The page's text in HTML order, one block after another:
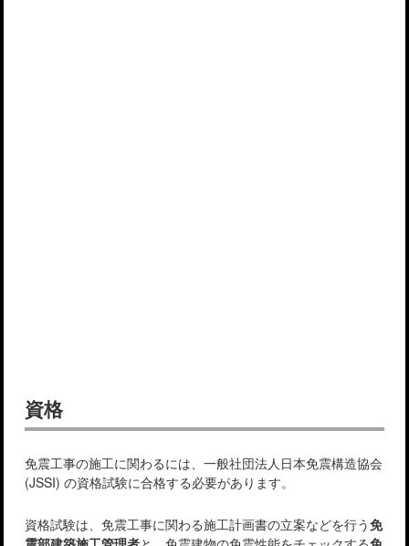
資格
免震工事の施工に関わるには、一般社団法人日本免震構造協会
(JSSI) の資格試験に合格する必要があります。
資格試験は、免震工事に関わる施工計画書の立案などを行う免